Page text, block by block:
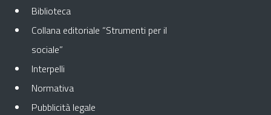
Biblioteca
Collana editoriale “Strumenti per il
sociale”
Interpelli
Normativa
Pubblicità legale